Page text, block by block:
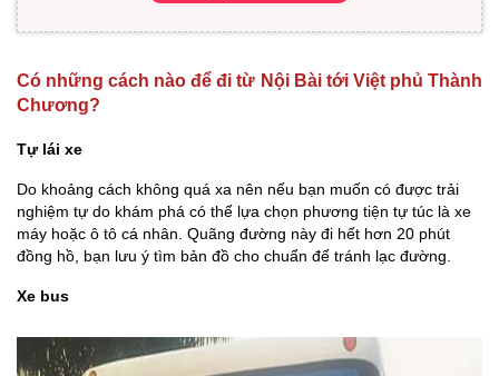
Có những cách nào để đi từ Nội Bài tới Việt phủ Thành
Chương?
Tự lái xe
Do khoảng cách không quá xa nên nếu bạn muốn có được trải
nghiệm tự do khám phá có thể lựa chọn phương tiện tự túc là xe
máy hoặc ô tô cá nhân. Quãng đường này đi hết hơn 20 phút
đồng hồ, bạn lưu ý tìm bản đồ cho chuẩn để tránh lạc đường.
Xe bus